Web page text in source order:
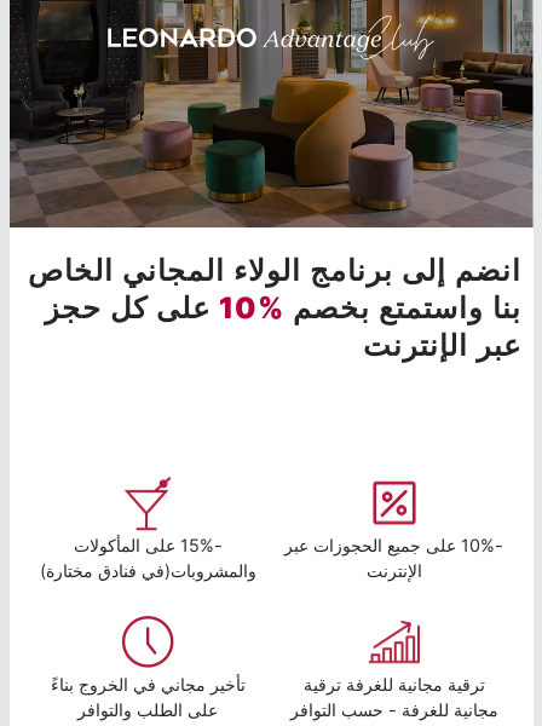
انضم إلى برنامج الولاء المجاني الخاص
بنا واستمتع بخصم %10
على كل حجز
عبر الإنترنت
-10% على جميع الحجوزات عبر
الإنترنت
-15% على المأكولات
والمشروبات(في فنادق مختارة)
ترقية مجانية للغرفة ترقية
مجانية للغرفة - حسب التوافر
تأخير مجاني في الخروج بناءً
على الطلب والتوافر